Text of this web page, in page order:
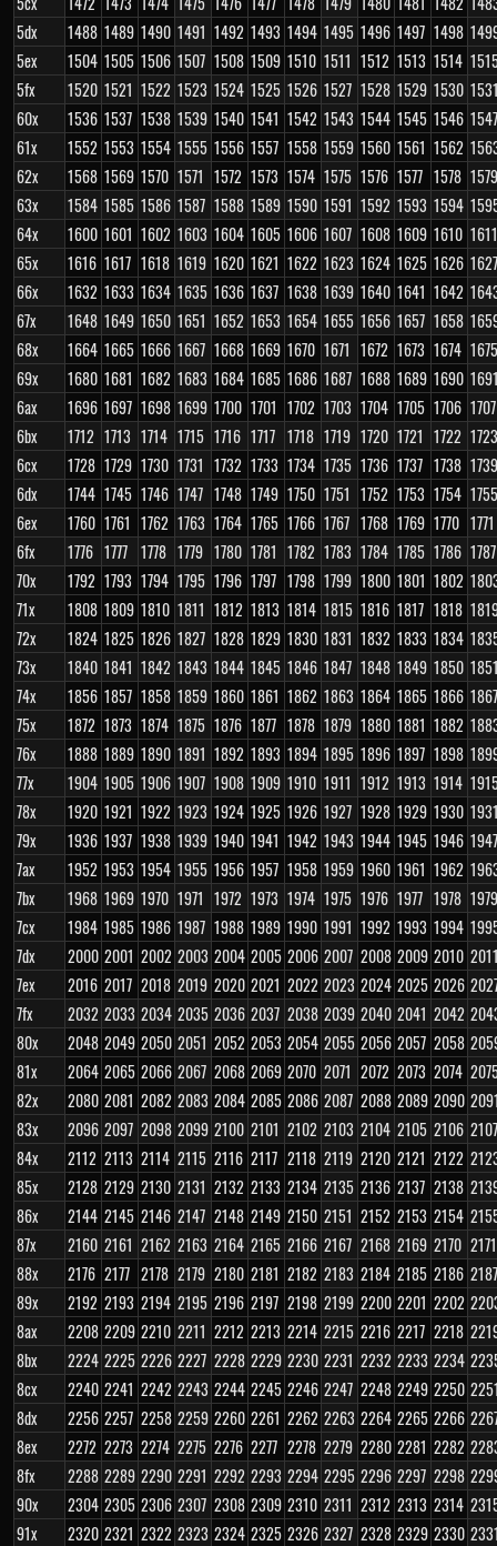
5dx
1488 1489 1490 1491 1492 1493 1494 1495 1496 1497 1498
5ex
1504 1505 1506 1507 1508 1509 1510 1511 1512 1513 1514
5fx
1520 1521 1522 1523 1524 1525 1526 1527 1528 1529 1530
60x
1536 1537 1538 1539 1540 1541 1542 1543 1544 1545 1546 1547
61x
1552 1553 1554 1555 1556 1557 1558 1559 1560 1561 1562
62x
1568 1569 1570 1571 1572 1573 1574 1575 1576 1577 1578 1579
63x
1584 1585 1586 1587 1588 1589 1590 1591 1592 1593 1594
64x
1600 1601 1602 1603 1604 1605 1606 1607 1608 1609 1610 1611
65x
1616 1617 1618 1619 1620 1621 1622 1623 1624 1625 1626 1627
66x
1632 1633 1634 1635 1636 1637 1638 1639 1640 1641 1642
67x
1648 1649 1650 1651 1652 1653 1654 1655 1656 1657 1658
68x
1664 1665 1666 1667 1668 1669 1670 1671 1672 1673 1674 1675
69x
1680 1681 1682 1683 1684 1685 1686 1687 1688 1689 1690
6ax
1696 1697 1698 1699 1700 1701 1702 1703 1704 1705 1706 1707
6bx
1712 1713 1714 1715 1716 1717 1718 1719 1720 1721 1722 1723
6cx
1728 1729 1730 1731 1732 1733 1734 1735 1736 1737 1738 1739
6dx
1744 1745 1746 1747 1748 1749 1750 1751 1752 1753 1754 1755
6ex
1760 1761 1762 1763 1764 1765 1766 1767 1768 1769 1770 1771
6fx
1776 1777 1778 1779 1780 1781 1782 1783 1784 1785 1786 1787
70x
1792 1793 1794 1795 1796 1797 1798 1799 1800 1801 1802
71x
1808 1809 1810 1811 1812 1813 1814 1815 1816 1817 1818
72x
1824 1825 1826 1827 1828 1829 1830 1831 1832 1833 1834
73x
1840 1841 1842 1843 1844 1845 1846 1847 1848 1849 1850
74x
1856 1857 1858 1859 1860 1861 1862 1863 1864 1865 1866 1867
75x
1872 1873 1874 1875 1876 1877 1878 1879 1880 1881 1882
76x
1888 1889 1890 1891 1892 1893 1894 1895 1896 1897 1898
77x
1904 1905 1906 1907 1908 1909 1910 1911 1912 1913 1914
78x
1920 1921 1922 1923 1924 1925 1926 1927 1928 1929 1930
79x
1936 1937 1938 1939 1940 1941 1942 1943 1944 1945 1946 1947
7ax
1952 1953 1954 1955 1956 1957 1958 1959 1960 1961 1962
7bx
1968 1969 1970 1971 1972 1973 1974 1975 1976 1977 1978 1979
7cx
1984 1985 1986 1987 1988 1989 1990 1991 1992 1993 1994
7dx
2000 2001 2002 2003 2004 2005 2006 2007 2008 2009 2010
7ex
2016 2017 2018 2019 2020 2021 2022 2023 2024 2025 2026
7fx
2032 2033 2034 2035 2036 2037 2038 2039 2040 2041 2042
80x
2048 2049 2050 2051 2052 2053 2054 2055 2056 2057 2058
81x
2064 2065 2066 2067 2068 2069 2070 2071 2072 2073 2074
82x
2080 2081 2082 2083 2084 2085 2086 2087 2088 2089 2090
83x
2096 2097 2098 2099 2100 2101 2102 2103 2104 2105 2106 2107
84x
2112 2113 2114 2115 2116 2117 2118 2119 2120 2121 2122
85x
2128 2129 2130 2131 2132 2133 2134 2135 2136 2137 2138
86x
2144 2145 2146 2147 2148 2149 2150 2151 2152 2153 2154
87x
2160 2161 2162 2163 2164 2165 2166 2167 2168 2169 2170 2171
88x
2176 2177 2178 2179 2180 2181 2182 2183 2184 2185 2186 2187
89x
2192 2193 2194 2195 2196 2197 2198 2199 2200 2201 2202
8ax
2208 2209 2210 2211 2212 2213 2214 2215 2216 2217 2218
8bx
2224 2225 2226 2227 2228 2229 2230 2231 2232 2233 2234
8cx
2240 2241 2242 2243 2244 2245 2246 2247 2248 2249 2250
8dx
2256 2257 2258 2259 2260 2261 2262 2263 2264 2265 2266
8ex
2272 2273 2274 2275 2276 2277 2278 2279 2280 2281 2282
8fx
2288 2289 2290 2291 2292 2293 2294 2295 2296 2297 2298
90x
2304 2305 2306 2307 2308 2309 2310 2311 2312 2313 2314
91x
2320 2321 2322 2323 2324 2325 2326 2327 2328 2329 2330